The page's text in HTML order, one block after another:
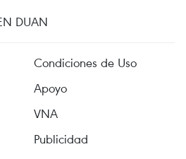
DUAN
Condiciones de Uso
Apoyo
VNA
Publicidad